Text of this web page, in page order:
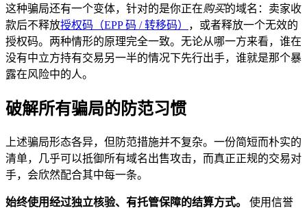
这种骗局还有一个变体，针对的是你正在购买的域名：卖家收
款后不释放授权码（EPP 码 / 转移码）
，或者释放一个无效的
授权码。两种情形的原理完全一致。无论从哪一方来看，谁在
没有中立方持有交易另一半的情况下先行出手，谁就是那个暴
露在风险中的人。
破解所有骗局的防范习惯
上述骗局形态各异，但防范措施并不复杂。一份简短而朴实的
清单，几乎可以抵御所有域名出售攻击，而真正正规的交易对
手，会欣然配合其中每一条。
始终使用经过独立核验、有托管保障的结算方式。
使用信誉